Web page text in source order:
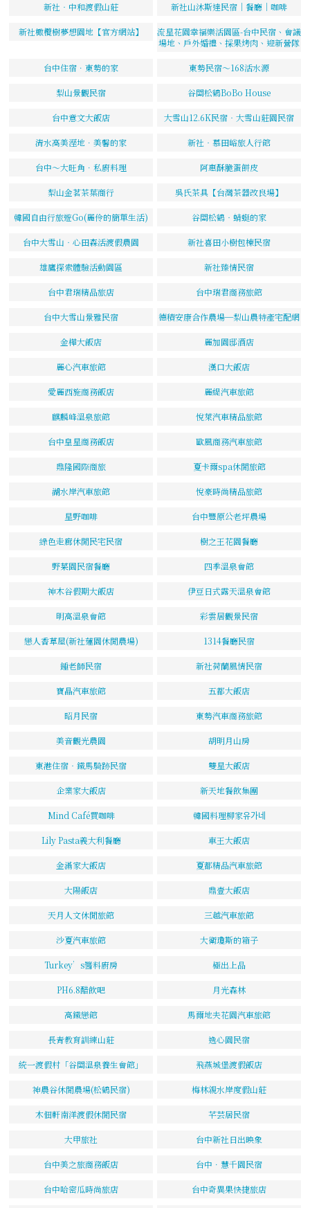
新社‧中和渡假山莊 新社山沐斯達民宿｜餐廳｜咖啡
新社橄欖樹夢想園地【官方網站】
流星花園幸福樂活園區-台中民宿、會議
場地、戶外婚禮、採果烤肉、迎新營隊
台中住宿．東勢的家 東勢民宿～168活水源
梨山景觀民宿 谷關松鶴BoBo House
台中意文大飯店 大雪山12.6K民宿‧大雪山莊園民宿
清水高美溼地．美馨的家 新社‧慕田峪旅人行館
台中～大旺角．私廚料理 阿惠酥脆蛋餅皮
梨山金茗茶葉商行 吳氏茶具【台灣茶器改良場】
韓國自由行旅遊Go(麗伶的簡單生活) 谷關松鶴‧蜻蜓的家
台中大雪山‧心田森活渡假農園 新社喜田小樹包棟民宿
雄鷹探索體驗活動園區 新社臻情民宿
台中君瑞精品旅店 台中瑞君商務旅館
台中大雪山景雅民宿 德積安康合作農場─梨山農特產宅配網
金樺大飯店 麗加園邸酒店
麗心汽車旅館 漢口大飯店
愛麗西施商務飯店 麗緹汽車旅館
麒麟峰溫泉旅館 悅萊汽車精品旅館
台中皇星商務飯店 歐風商務汽車旅館
鼎隆國際商旅 夏卡爾spa休閒旅館
湖水岸汽車旅館 悅豪時尚精品旅館
星野咖啡 台中豐原公老坪農場
綠色走廊休閒民宅民宿 樹之王花園餐廳
野菜園民宿餐廳 四季溫泉會館
神木谷假期大飯店 伊豆日式露天溫泉會館
明高溫泉會館 彩雲居觀景民宿
戀人香草屋(新社蓮園休閒農場) 1314餐廳民宿
鍾老師民宿 新社荷蘭風情民宿
寶晶汽車旅館 五都大飯店
昭月民宿 東勢汽車商務旅館
美音觀光農園 胡明月山房
東港住宿‧鐵馬騎跡民宿 雙星大飯店
企業家大飯店 新天地餐飲集團
Mind Café買咖啡 韓國料理柳家유가네
Lily Pasta義大利餐廳 車王大飯店
金滿家大飯店 夏都精品汽車旅館
大陽飯店 鼎壹大飯店
天月人文休閒旅館 三越汽車旅館
沙夏汽車旅館 大衛瓊斯的箱子
Turkey’s醬料廚房 極出上品
PH6.8醋飲吧 月光森林
高鐵戀館 馬爾地夫花園汽車旅館
長青教育訓練山莊 逸心園民宿
統一渡假村「谷關溫泉養生會館」 飛燕城堡渡假飯店
神農谷休閒農場(松鶴民宿) 梅林親水岸度假山莊
木佃軒南洋渡假休閒民宿 芊芸居民宿
大甲旅社 台中新社日出映象
台中美之旅商務飯店 台中．慧千園民宿
台中哈密瓜時尚旅店 台中奇異果快捷旅店